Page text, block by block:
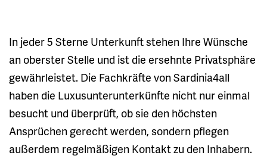
In jeder 5 Sterne Unterkunft stehen Ihre Wünsche
an oberster Stelle und ist die ersehnte Privatsphäre
gewährleistet. Die Fachkräfte von Sardinia4all
haben die Luxusunterunterkünfte nicht nur einmal
besucht und überprüft, ob sie den höchsten
Ansprüchen gerecht werden, sondern pflegen
außerdem regelmäßigen Kontakt zu den Inhabern.